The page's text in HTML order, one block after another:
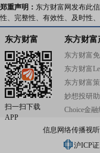
郑重声明： 东方财富网发布此
性、完整性、有效性、及时性
东方财富
扫一扫下载
APP
东方财富
东方财富
东方财富
东方财富
妙想投研
Choice金融
信息网络传播视
沪ICP